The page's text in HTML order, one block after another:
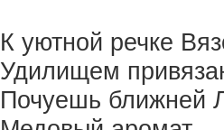
К уютной речке
Удилищем
Почуешь ближней